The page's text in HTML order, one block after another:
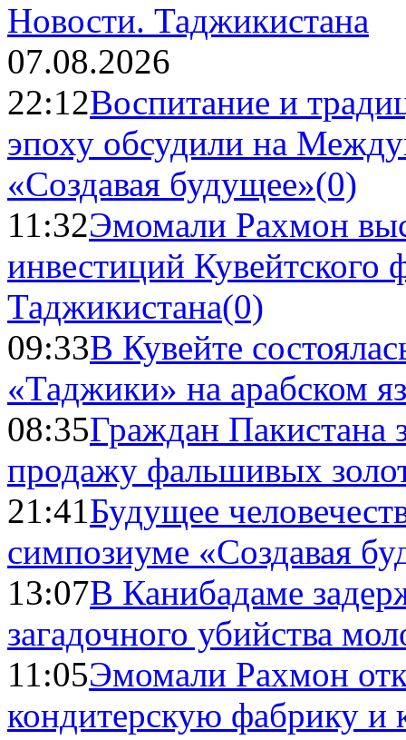
Новости. Таджикистана
07.08.2026
22:12Воспитание и
эпоху обсудили на
«Создавая будущее»(0)
11:32Эмомали Рахмон
инвестиций Кувейтского
Таджикистана(0)
09:33В Кувейте
«Таджики» на арабском
08:35Граждан Пакистана
продажу фальшивых
21:41Будущее
симпозиуме «Создавая
13:07В Канибадаме
загадочного убийства
11:05Эмомали Рахмон
кондитерскую фабрику и